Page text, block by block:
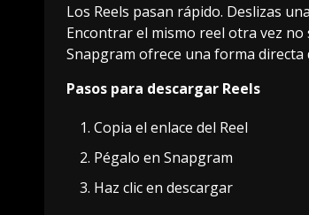
Los Reels pasan rápido. Deslizas
Encontrar el mismo reel otra vez
Snapgram ofrece una forma directa
Pasos para descargar Reels
Copia el enlace del Reel
Pégalo en Snapgram
Haz clic en descargar